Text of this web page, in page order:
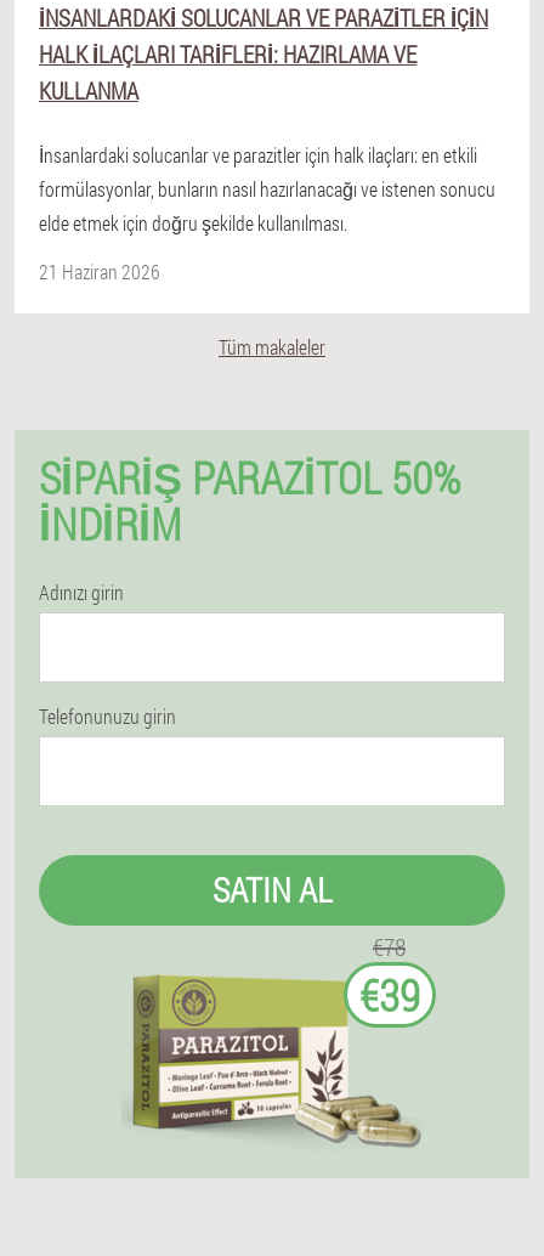
İNSANLARDAKI SOLUCANLAR VE PARAZITLER IÇIN
HALK ILAÇLARI TARIFLERI: HAZIRLAMA VE
KULLANMA
İnsanlardaki solucanlar ve parazitler için halk ilaçları: en etkili
formülasyonlar, bunların nasıl hazırlanacağı ve istenen sonucu
elde etmek için doğru şekilde kullanılması.
21 Haziran 2026
Tüm makaleler
SIPARIŞ PARAZITOL 50%
İNDIRIM
Adınızı girin
Telefonunuzu girin
SATIN AL
€78
€39